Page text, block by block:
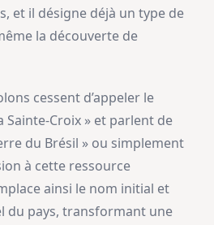
et il désigne déjà un type de
la découverte de
cessent d’appeler le
» et parlent de
du Brésil » ou simplement
à cette ressource
ainsi le nom initial et
du pays, transformant une